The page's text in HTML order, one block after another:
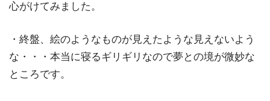
心がけてみました。
・終盤、絵のようなものが見えたような見えないよう
な・・・本当に寝るギリギリなので夢との境が微妙な
ところです。